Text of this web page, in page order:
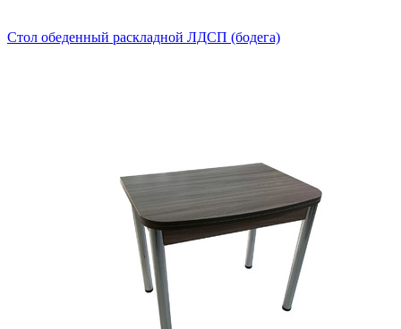
Стол обеденный раскладной ЛДСП (бодега)